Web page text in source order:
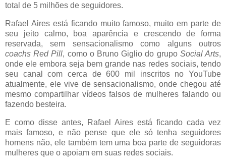
total de 5 milhões de seguidores.
Rafael Aires está ficando muito famoso, muito em parte de
seu jeito calmo, boa aparência e crescendo de forma
reservada, sem sensacionalismo como alguns outros
coachs Red Pill, como o Bruno Giglio do grupo Social Arts,
onde ele embora seja bem grande nas redes sociais, tendo
seu canal com cerca de 600 mil inscritos no YouTube
atualmente, ele vive de sensacionalismo, onde chegou até
mesmo compartilhar vídeos falsos de mulheres falando ou
fazendo besteira.
E como disse antes, Rafael Aires está ficando cada vez
mais famoso, e não pense que ele só tenha seguidores
homens não, ele também tem uma boa parte de seguidoras
mulheres que o apoiam em suas redes sociais.